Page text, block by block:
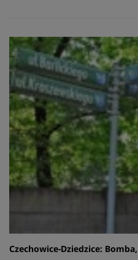
Czechowice-Dziedzice: